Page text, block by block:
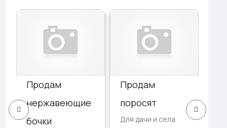
Продам
нержавеющие
бочки
Продам
поросят
Для дачи и села